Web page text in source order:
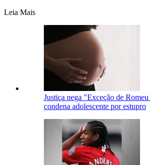
Leia Mais
Justiça nega "Exceção de
condena adolescente por estupro